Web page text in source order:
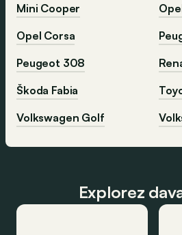
Mini Cooper
Opel Corsa
Peugeot 308
Škoda Fabia
Volkswagen Golf
Explorez